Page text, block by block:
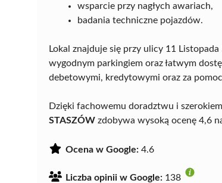
wsparcie przy nagłych awariach,
badania techniczne pojazdów.
Lokal znajduje się przy ulicy 11
wygodnym parkingiem oraz łatwym
debetowymi, kredytowymi oraz za
Dzięki fachowemu doradztwu i
STASZÓW zdobywa wysoką ocenę 4,6
Ocena w Google: 4.6
Liczba opinii w Google: 138